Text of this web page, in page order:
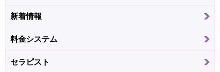
新着情報
料金システム
セラピスト